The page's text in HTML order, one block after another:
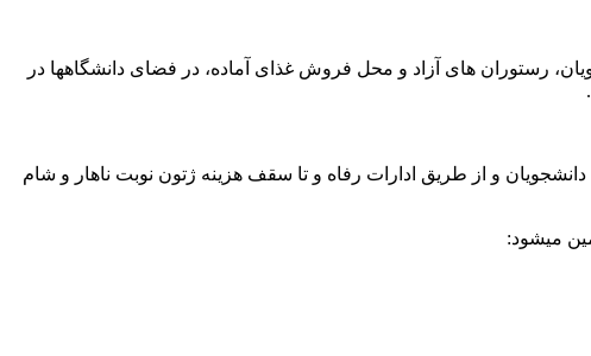
رستوران های آزاد و محل فروش غذای آماده، در فضای دانشگاهها در
.
و از طریق ادارات رفاه و تا سقف هزینه ژتون نوبت ناهار و شام
میشود: